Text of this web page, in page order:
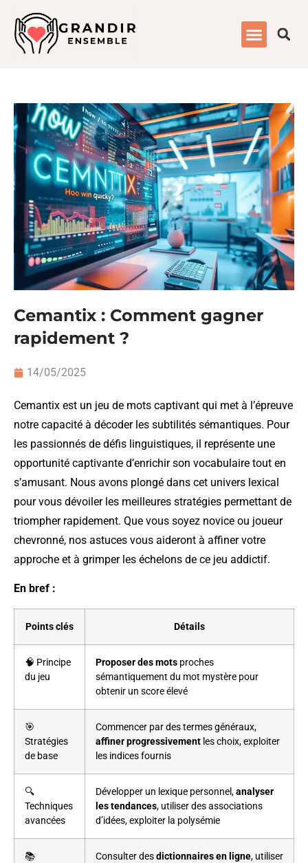
Cemantix : Comment gagner
rapidement ?
14/05/2025
Cemantix est un jeu de mots captivant qui met à l’épreuve
notre capacité à décoder les subtilités sémantiques. Pour
les passionnés de défis linguistiques, il représente une
opportunité captivante d’enrichir son vocabulaire tout en
s’amusant. Nous avons plongé dans cet univers lexical
pour vous dévoiler les meilleures stratégies permettant de
triompher rapidement. Que vous soyez novice ou joueur
chevronné, nos astuces vous aideront à affiner votre
approche et à grimper les échelons de ce jeu addictif.
En bref :
Points clés Détails
🧠 Principe
du jeu
Proposer des mots proches
sémantiquement du mot mystère pour
obtenir un score élevé
🎯
Stratégies
de base
Commencer par des termes généraux,
affiner progressivement les choix, exploiter
les indices fournis
🔍
Techniques
avancées
Développer un lexique personnel,analyser
les tendances, utiliser des associations
d’idées, exploiter la polysémie
📚
Consulter desdictionnaires en ligne, utiliser